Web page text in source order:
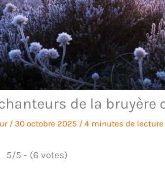
de la bruyère
/ 30 octobre 2025 / 4 minutes de lecture
5/5 - (6 votes)